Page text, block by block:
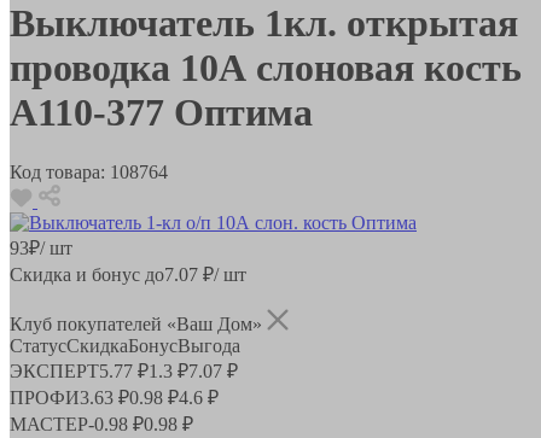
Выключатель 1кл. открытая
проводка 10А слоновая кость
A110-377 Оптима
Код товара: 108764
93₽/ шт
Скидка и бонус до7.07 ₽/ шт
Клуб покупателей «Ваш Дом»
СтатусСкидкаБонусВыгода
ЭКСПЕРТ5.77 ₽1.3 ₽7.07 ₽
ПРОФИ3.63 ₽0.98 ₽4.6 ₽
МАСТЕР-0.98 ₽0.98 ₽